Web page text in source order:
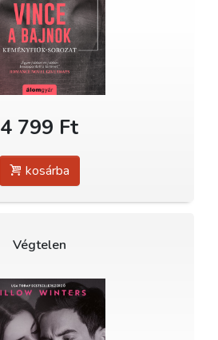
4 799 Ft
kosárba
Végtelen